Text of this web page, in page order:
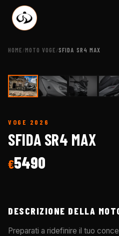
HOME /MOTO VOGE /SFIDA SR4 MAX
VOGE 2026
SFIDA SR4 MAXA
€5490
DESCRIZIONE DELLA
Preparati a ridefinire il tuo